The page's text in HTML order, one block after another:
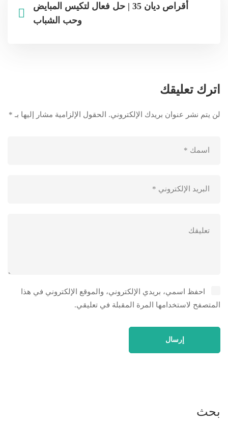
أقراص ديان 35 | حل فعال لتكيس المبايض
وحب الشباب
اترك تعليقك
لن يتم نشر عنوان بريدك الإلكتروني. الحقول الإلزامية مشار إليها بـ *
احفظ اسمي، بريدي الإلكتروني، والموقع الإلكتروني في هذا
المتصفح لاستخدامها المرة المقبلة في تعليقي.
بحث